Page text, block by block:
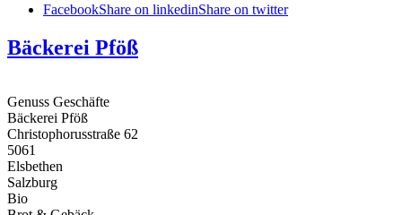
FacebookShare on linkedinShare on twitter
Bäckerei Pföß
Genuss Geschäfte
Bäckerei Pföß
Christophorusstraße 62
5061
Elsbethen
Salzburg
Bio